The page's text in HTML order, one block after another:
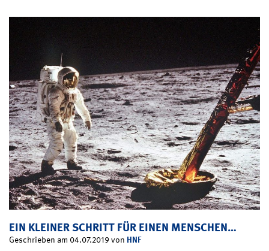
EIN KLEINER SCHRITT FÜR EINEN MENSCHEN…
Geschrieben am 04.07.2019 von HNF